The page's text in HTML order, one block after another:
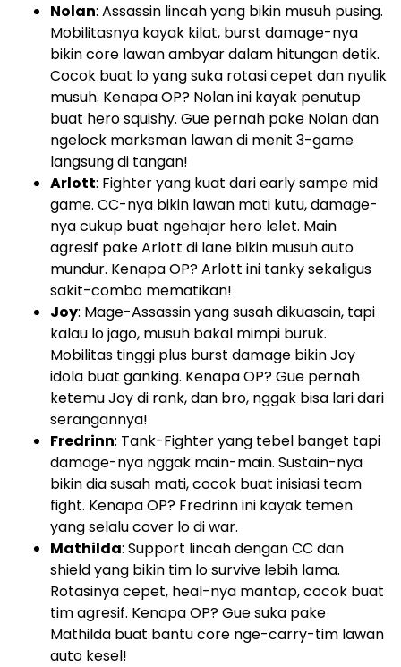
Nolan: Assassin lincah yang bikin musuh pusing.
Mobilitasnya kayak kilat, burst damage-nya
bikin core lawan ambyar dalam hitungan detik.
Cocok buat lo yang suka rotasi cepet dan nyulik
musuh. Kenapa OP? Nolan ini kayak penutup
buat hero squishy. Gue pernah pake Nolan dan
ngelock marksman lawan di menit 3-game
langsung di tangan!
Arlott: Fighter yang kuat dari early sampe mid
game. CC-nya bikin lawan mati kutu, damage-
nya cukup buat ngehajar hero lelet. Main
agresif pake Arlott di lane bikin musuh auto
mundur. Kenapa OP? Arlott ini tanky sekaligus
sakit-combo mematikan!
Joy: Mage-Assassin yang susah dikuasain, tapi
kalau lo jago, musuh bakal mimpi buruk.
Mobilitas tinggi plus burst damage bikin Joy
idola buat ganking. Kenapa OP? Gue pernah
ketemu Joy di rank, dan bro, nggak bisa lari dari
serangannya!
Fredrinn: Tank-Fighter yang tebel banget tapi
damage-nya nggak main-main. Sustain-nya
bikin dia susah mati, cocok buat inisiasi team
fight. Kenapa OP? Fredrinn ini kayak temen
yang selalu cover lo di war.
Mathilda: Support lincah dengan CC dan
shield yang bikin tim lo survive lebih lama.
Rotasinya cepet, heal-nya mantap, cocok buat
tim agresif. Kenapa OP? Gue suka pake
Mathilda buat bantu core nge-carry-tim lawan
auto kesel!